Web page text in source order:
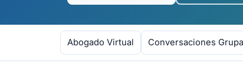
Abogado Virtual Conversaciones